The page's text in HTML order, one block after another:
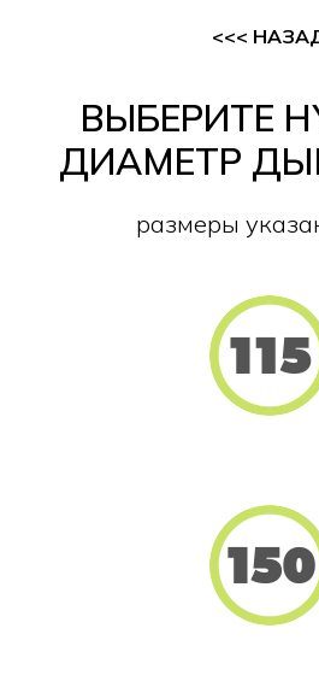
<<<
ВЫБЕРИТЕ
ДИАМЕТР
размеры